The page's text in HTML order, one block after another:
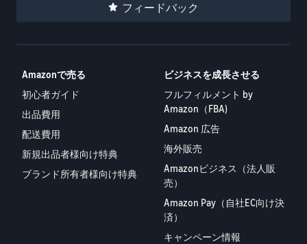
フィードバック
Amazonで売る
初心者ガイド
出品費用
配送費用
新規出品者様向け特典
ブランド所有者様向け特典
ビジネスを成長させる
フルフィルメント by
Amazon（FBA)
Amazon 広告
海外販売
Amazonビジネス（法人販
売）
Amazon Pay（自社EC向け決
済）
キャンペーン情報